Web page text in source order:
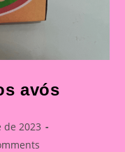
avós
de 2023